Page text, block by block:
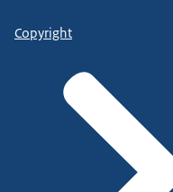
Copyright